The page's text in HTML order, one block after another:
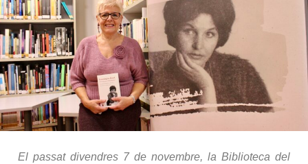
El passat divendres 7 de novembre, la Biblioteca del